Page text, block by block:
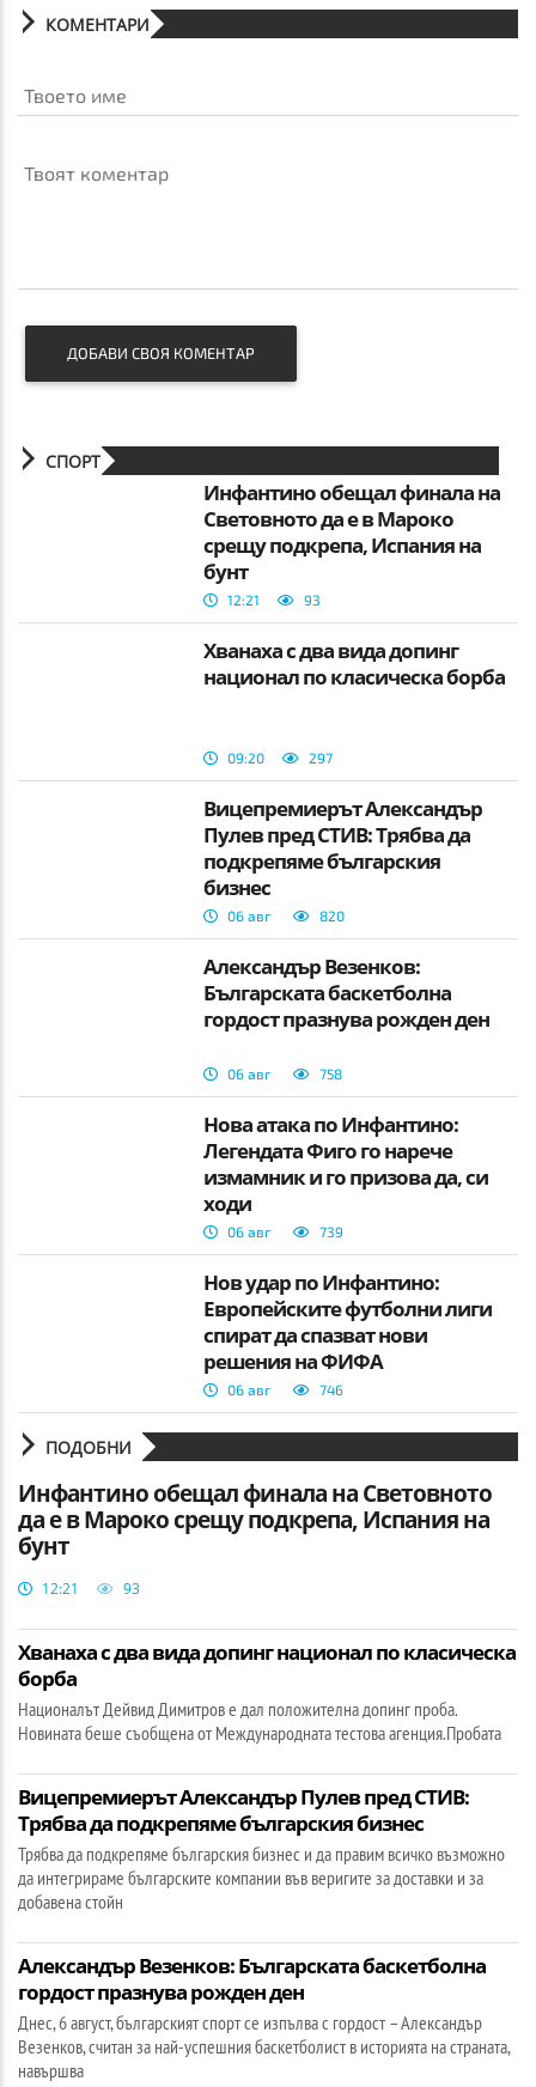
КОМЕНТАРИ
Твоето име
Твоят коментар
ДОБАВИ СВОЯ КОМЕНТАР
СПОРТ
Инфантино обещал финала на
Световното да е в Мароко
срещу подкрепа, Испания на
бунт
12:21 93
Хванаха с два вида допинг
национал по класическа борба
09:20 297
Вицепремиерът Александър
Пулев пред СТИВ: Трябва да
подкрепяме българския
бизнес
06 авг 820
Александър Везенков:
Българската баскетболна
гордост празнува рожден ден
06 авг 758
Нова атака по Инфантино:
Легендата Фиго го нарече
измамник и го призова да, си
ходи
06 авг 739
Нов удар по Инфантино:
Европейските футболни лиги
спират да спазват нови
решения на ФИФА
06 авг 746
ПОДОБНИ
Инфантино обещал финала на Световното
да е в Мароко срещу подкрепа, Испания на
бунт
12:21 93
Хванаха с два вида допинг национал по класическа
борба
Националът Дейвид Димитров е дал положителна допинг проба.
Новината беше съобщена от Международната тестова агенция.Пробата
Вицепремиерът Александър Пулев пред СТИВ:
Трябва да подкрепяме българския бизнес
Трябва да подкрепяме българския бизнес и да правим всичко възможно
да интегрираме българските компании във веригите за доставки и за
добавена стойн
Александър Везенков: Българската баскетболна
гордост празнува рожден ден
Днес, 6 август, българският спорт се изпълва с гордост – Александър
Везенков, считан за най-успешния баскетболист в историята на страната,
навършва